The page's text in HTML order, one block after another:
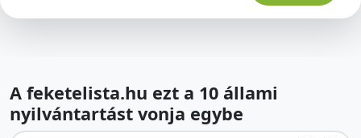
A feketelista.hu ezt a 10 állami
nyilvántartást vonja egybe